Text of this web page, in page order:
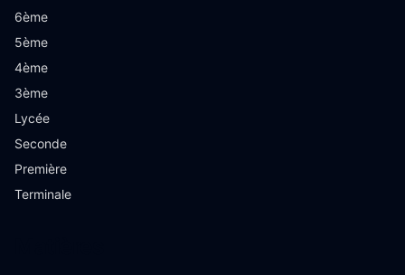
6ème
5ème
4ème
3ème
Lycée
Seconde
Première
Terminale